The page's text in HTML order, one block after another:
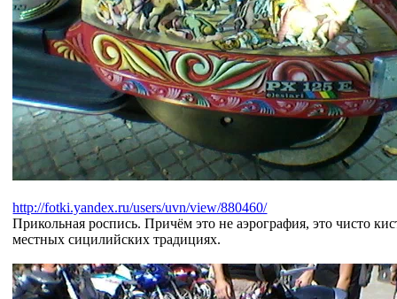
http://fotki.yandex.ru/users/uvn/view/880460/
Прикольная роспись. Причём это не аэрография, это чисто
местных сицилийских традициях.